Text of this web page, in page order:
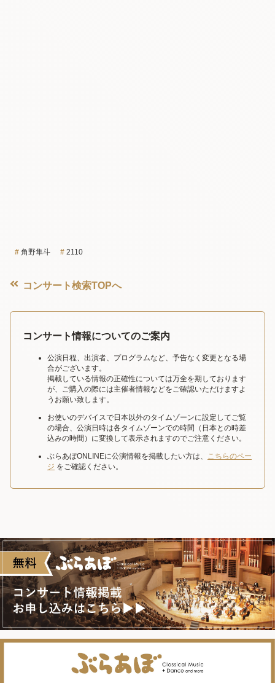
角野隼斗 2110
コンサート検索TOPへ
コンサート情報についてのご案内
公演日程、出演者、プログラムなど、予告なく変更となる場
合がございます。
掲載している情報の正確性については万全を期しております
が、ご購入の際には主催者情報などをご確認いただけますよ
うお願い致します。
お使いのデバイスで日本以外のタイムゾーンに設定してご覧
の場合、公演日時は各タイムゾーンでの時間（日本との時差
込みの時間）に変換して表示されますのでご注意ください。
ぶらあぼONLINEに公演情報を掲載したい方は、 こちらのペー
ジ をご確認ください。